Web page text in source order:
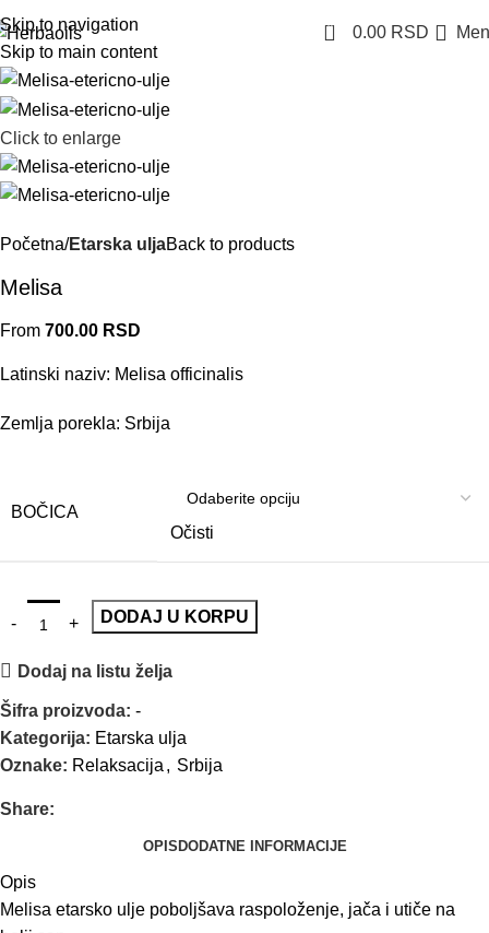
Skip to navigation
Skip to main content
0 0.00 RSD
Click to enlarge
Početna Etarska uljaBack to products
Melisa
From 700.00 RSD
Latinski naziv: Melisa officinalis
Zemlja porekla: Srbija
BOČICA
Očisti
DODAJ U KORPU
Dodaj na listu želja
Šifra proizvoda: -
Kategorija: Etarska ulja
Oznake: Relaksacija , Srbija
Share:
OPIS DODATNE INFORMACIJE
Opis
Melisa etarsko ulje poboljšava raspoloženje, jača i utiče na